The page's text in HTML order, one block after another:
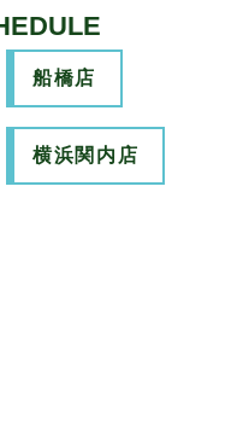
船橋店
横浜関内店